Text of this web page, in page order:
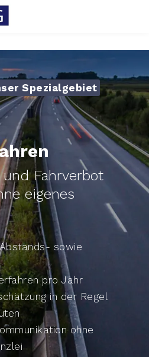
Spezialgebiet
Fahrverbot
eigenes
sowie
pro Jahr
in der Regel
ohne